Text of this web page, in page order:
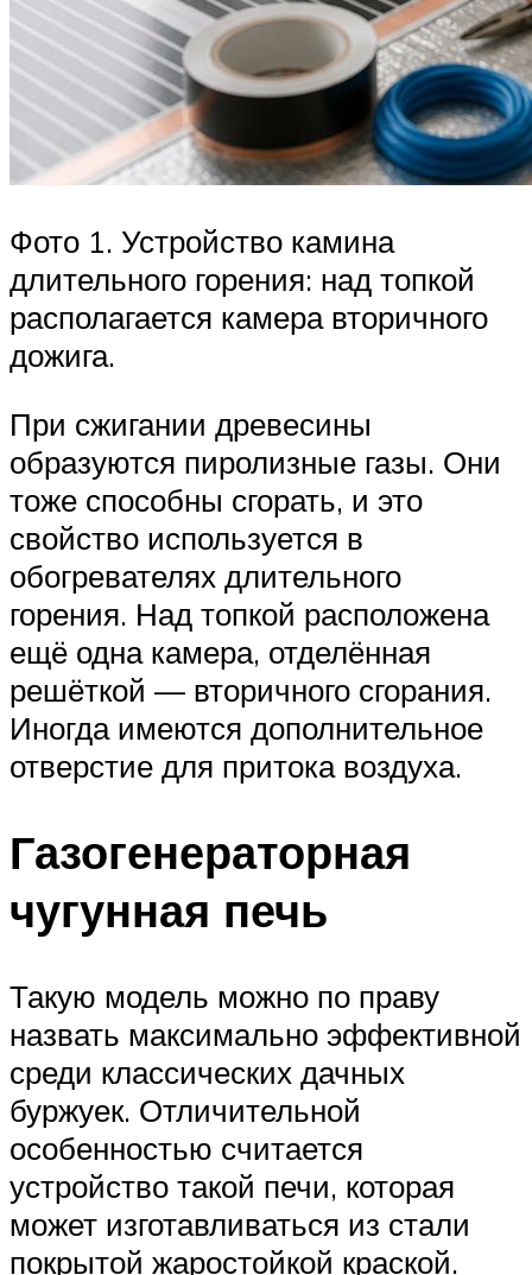
Фото 1. Устройство камина
длительного горения: над топкой
располагается камера вторичного
дожига.
При сжигании древесины
образуются пиролизные газы. Они
тоже способны сгорать, и это
свойство используется в
обогревателях длительного
горения. Над топкой расположена
ещё одна камера, отделённая
решёткой — вторичного сгорания.
Иногда имеются дополнительное
отверстие для притока воздуха.
Газогенераторная
чугунная печь
Такую модель можно по праву
назвать максимально эффективной
среди классических дачных
буржуек. Отличительной
особенностью считается
устройство такой печи, которая
может изготавливаться из стали
покрытой жаростойкой краской.